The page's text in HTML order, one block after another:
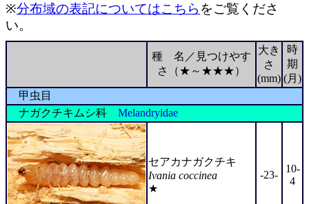
※分布域の表記についてはこちら をご覧くださ
い。
種 名／見つけやす
さ（★～★★★）
大き
さ
(mm)
時
期
(月)
甲虫目
ナガクチキムシ科 Melandryidae
セアカナガクチキ
Ivania coccinea
★
-23-
10-
4